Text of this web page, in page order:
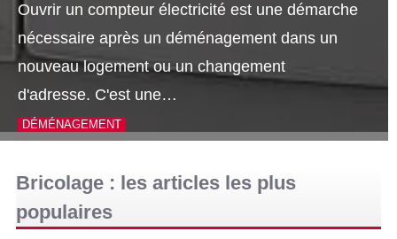
Ouvrir un compteur électricité est une démarche
nécessaire après un déménagement dans un
nouveau logement ou un changement
d'adresse. C'est une…
DÉMÉNAGEMENT
Bricolage : les articles les plus
populaires